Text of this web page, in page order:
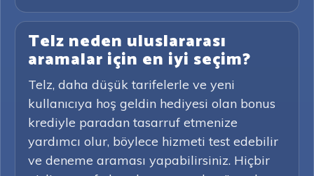
Telz neden uluslararası
aramalar için en iyi seçim?
Telz, daha düşük tarifelerle ve yeni
kullanıcıya hoş geldin hediyesi olan bonus
krediyle paradan tasarruf etmenize
yardımcı olur, böylece hizmeti test edebilir
ve deneme araması yapabilirsiniz. Hiçbir